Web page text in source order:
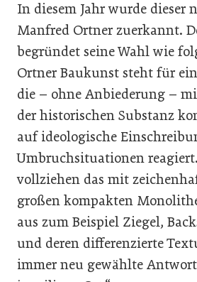
In diesem Jahr wurde dieser
Manfred Ortner zuerkannt.
begründet seine Wahl wie
Ortner Baukunst steht für
die – ohne Anbiederung –
der historischen Substanz
auf ideologische
Umbruchsituationen
vollziehen das mit
großen kompakten
aus zum Beispiel Ziegel,
und deren differenzierte
immer neu gewählte